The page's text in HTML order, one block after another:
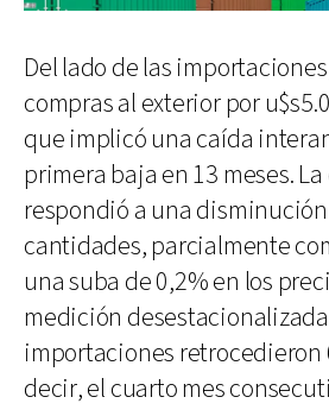
Del lado de las
compras al exterior por
que implicó una caída
primera baja en 13 meses.
respondió a una
cantidades, parcialmente
una suba de 0,2% en los
medición
importaciones retrocedieron
decir, el cuarto mes